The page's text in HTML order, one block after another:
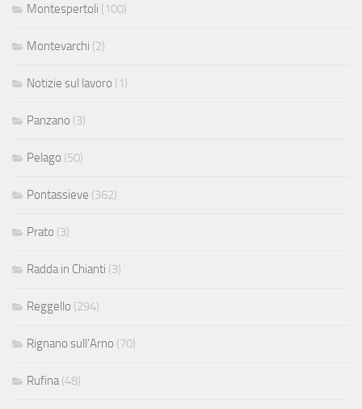
Montespertoli (100)
Montevarchi (2)
Notizie sul lavoro (1)
Panzano (3)
Pelago (50)
Pontassieve (362)
Prato (3)
Radda in Chianti (3)
Reggello (294)
Rignano sull'Arno (70)
Rufina(48)